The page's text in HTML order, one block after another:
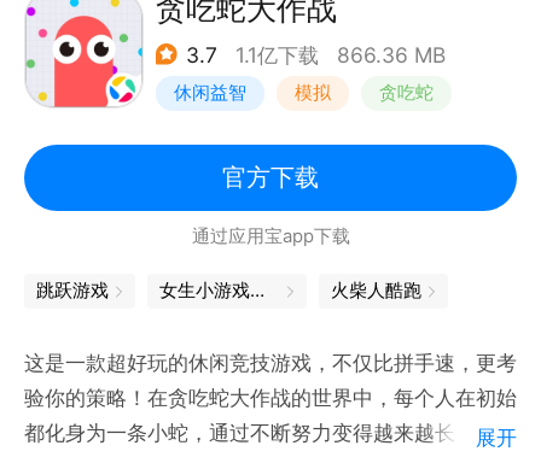
贪吃蛇大作战
3.7 1.1亿下载 866.36 MB
休闲益智 模拟 贪吃蛇
卡通
官方下载
通过应用宝app下载
跳跃游戏 女生小游戏大全 火柴人酷跑
这是一款超好玩的休闲竞技游戏，不仅比拼手速，更考
验你的策略！在贪吃蛇大作战的世界中，每个人在初始
都化身为一条小蛇，通过不断努力变得越来越长，最终
展开